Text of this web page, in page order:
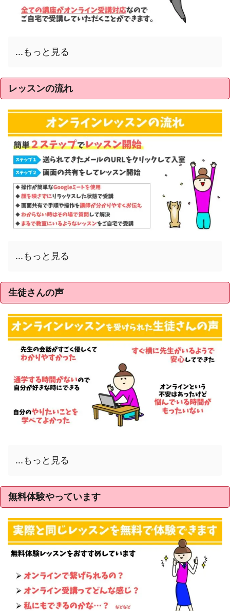
...もっと見る
レッスンの流れ
...もっと見る
生徒さんの声
...もっと見る
無料体験やっています